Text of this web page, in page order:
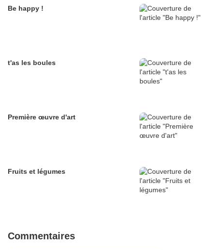
Be happy !
t'as les boules
Première œuvre d'art
Fruits et légumes
Commentaires